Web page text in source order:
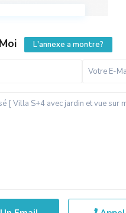
L'annexe a montre?